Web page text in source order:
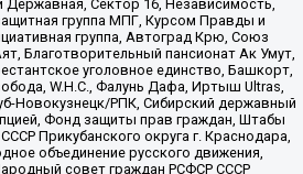
Сектор 16, Независимость,
группа МПГ, Курсом Правды и
группа, Автоград Крю, Союз
Благотворительный пансионат Ак Умут,
уголовное единство, Башкорт,
W.H.С., Фалунь Дафа, Иртыш Ultras,
Новокузнецк/РПК, Сибирский державный
Фонд защиты прав граждан, Штабы
Прикубанского округа г. Краснодара,
объединение русского движения,
совет граждан РСФСР СССР